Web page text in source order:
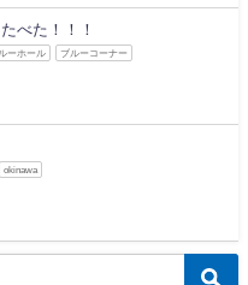
べた！！！
ーホール ブルーコーナー
okinawa